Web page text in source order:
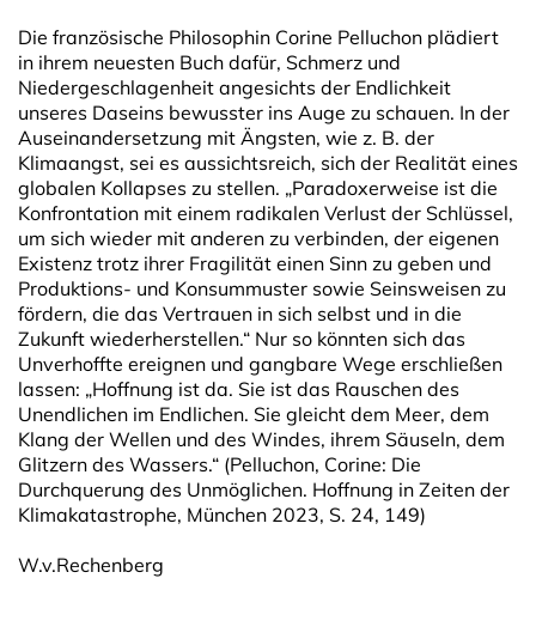
Die französische Philosophin Corine Pelluchon plädiert
in ihrem neuesten Buch dafür, Schmerz und
Niedergeschlagenheit angesichts der Endlichkeit
unseres Daseins bewusster ins Auge zu schauen. In der
Auseinandersetzung mit Ängsten, wie z. B. der
Klimaangst, sei es aussichtsreich, sich der Realität eines
globalen Kollapses zu stellen. „Paradoxerweise ist die
Konfrontation mit einem radikalen Verlust der Schlüssel,
um sich wieder mit anderen zu verbinden, der eigenen
Existenz trotz ihrer Fragilität einen Sinn zu geben und
Produktions- und Konsummuster sowie Seinsweisen zu
fördern, die das Vertrauen in sich selbst und in die
Zukunft wiederherstellen.“ Nur so könnten sich das
Unverhoffte ereignen und gangbare Wege erschließen
lassen: „Hoffnung ist da. Sie ist das Rauschen des
Unendlichen im Endlichen. Sie gleicht dem Meer, dem
Klang der Wellen und des Windes, ihrem Säuseln, dem
Glitzern des Wassers.“ (Pelluchon, Corine: Die
Durchquerung des Unmöglichen. Hoffnung in Zeiten der
Klimakatastrophe, München 2023, S. 24, 149)
W.v.Rechenberg